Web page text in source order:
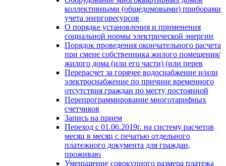
коллективными (общедомовыми) приборами
учета энергоресурсов
О порядке установления и применения
социальной нормы электрической энергии
Порядок проведения окончательного расчета
при смене собственника жилого помещения/
жилого дома (или его части) (или перев
Перерасчет за горячее водоснабжение и/или
электроснабжение по причине временного
отсутствия граждан по месту постоянной
Перепрограммирование многотарифных
счетчиков
Запись на прием
Переход с 01.06.2019г. на систему расчетов
месяц в месяц с печатью отдельного
платежного документа для граждан,
проживаю
Уменьшение совокупного размера платежа